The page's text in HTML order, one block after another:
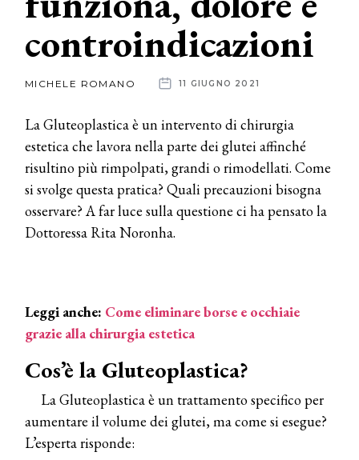
News
controindicazioni
MICHELE ROMANO 11 GIUGNO 2021
La Gluteoplastica è un intervento di chirurgia
estetica che lavora nella parte dei glutei affinché
risultino più rimpolpati, grandi o rimodellati. Come
si svolge questa pratica? Quali precauzioni bisogna
osservare? A far luce sulla questione ci ha pensato la
Dottoressa Rita Noronha.
Leggi anche: Come eliminare borse e occhiaie
grazie alla chirurgia estetica
Cos’è la Gluteoplastica?
La Gluteoplastica è un trattamento specifico per
aumentare il volume dei glutei, ma come si esegue?
L’esperta risponde: